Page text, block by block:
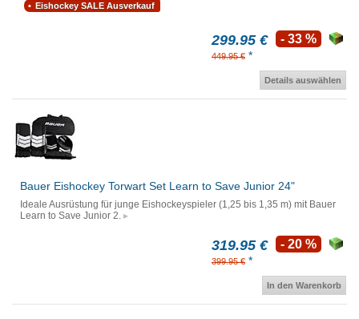
Eishockey SALE Ausverkauf
299.95 €
449.95 € *
- 33 %
Details auswählen
Bauer Eishockey Torwart Set Learn to Save Junior 24"
Ideale Ausrüstung für junge Eishockeyspieler (1,25 bis 1,35 m) mit Bauer
Learn to Save Junior 2.
319.95 €
399.95 € *
- 20 %
In den Warenkorb